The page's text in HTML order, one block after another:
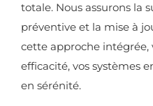
totale. Nous assurons la
préventive et la mise à
cette approche intégrée,
efficacité, vos systèmes
en sérénité.